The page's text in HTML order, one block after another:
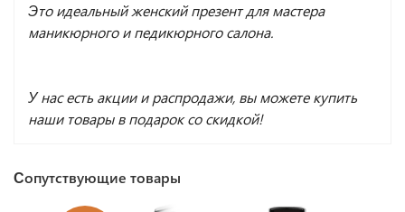
Это идеальный женский презент для мастера
маникюрного и педикюрного салона.
У нас есть акции и распродажи, вы можете купить
наши товары в подарок со скидкой!
Сопутствующие товары